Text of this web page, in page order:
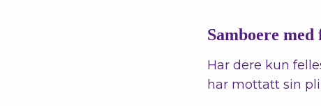
Samboere med
Har dere kun
har mottatt sin